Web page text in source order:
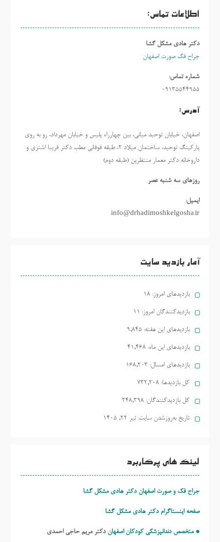
اطلاعات تماس:
دکتر هادی مشکل گشا
جراح فک صورت اصفهان
شماره تماس:
09135544955
آدرس:
اصفهان، خیابان توحید میانی، بین چهارراه پلیس و خیابان مهرداد، رو به روی
پارکینگ توحید، ساختمان میلاد ٢، طبقه فوقانی مطب دکتر فریبا اشتری و
داروخانه دکتر معمار منتظرین (طبقه دوم)
روزهاي سه شنبه عصر
ایمیل:
info@drhadimoshkelgosha.ir
آمار بازدید سایت
بازدیدهای امروز: 18
بازدیدکنندگان امروز: 11
بازدیدهای این هفته: 9,845
بازدیدهای این ماه: 41,468
بازدیدهای امسال: 168,203
کل بازدیدها: 732,208
کل بازدیدکنند‌گان: 248,398
تاریخ به‌روزشدن سایت: تیر ۲۲, ۱۴۰۵
لینک های پرکاربرد
جراح فک و صورت اصفهان دکتر هادی مشکل گشا
صفحه اینستاگرام دکتر هادی مشکل گشا
* متخصص دندانپزشکی کودکان اصفهان دکتر مریم حاجی احمدی